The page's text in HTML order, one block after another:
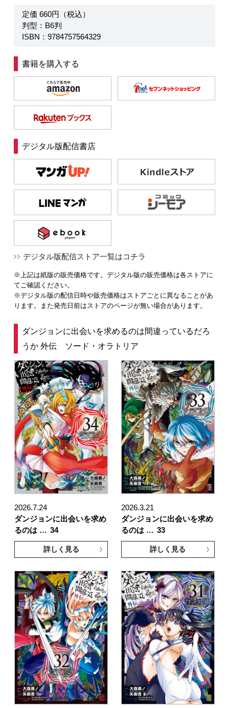
定価 660円（税込）
判型：B6判
ISBN：9784757564329
書籍を購入する
デジタル版配信書店
デジタル版配信ストア一覧はコチラ
※上記は紙版の販売価格です。デジタル版の販売価格は各ストアに
てご確認ください。
※デジタル版の配信日時や販売価格はストアごとに異なることがあ
ります。また発売日前はストアのページが無い場合があります。
ダンジョンに出会いを求めるのは間違っているだろ
うか 外伝 ソード・オラトリア
2026.7.24
ダンジョンに出会いを求め
るのは … 34
詳しく見る
2026.3.21
ダンジョンに出会いを求め
るのは … 33
詳しく見る